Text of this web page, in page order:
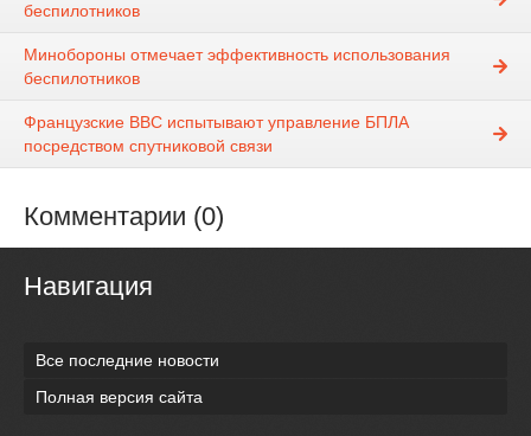
беспилотников
Минобороны отмечает эффективность использования
беспилотников
Французские ВВС испытывают управление БПЛА
посредством спутниковой связи
Комментарии (0)
Навигация
Все последние новости
Полная версия сайта